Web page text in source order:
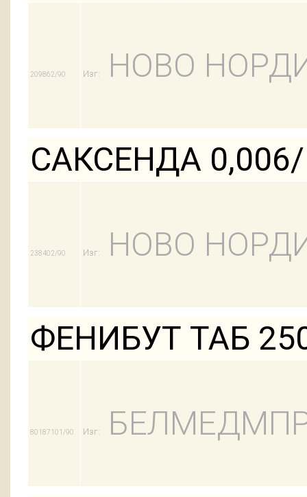
209862/90 Изг: НОВО
САКСЕНДА
238402/90 Изг: НОВО
ФЕНИБУТ ТАБ
80187101/90 Изг: